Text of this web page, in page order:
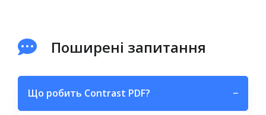
Поширені запитання
Що робить Contrast PDF? −